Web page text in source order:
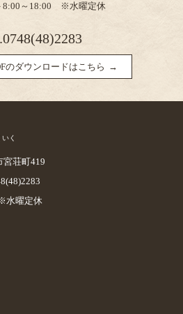
8:00～18:00 ※水曜定休
のダウンロードはこちら
く
荘町419
水曜定休